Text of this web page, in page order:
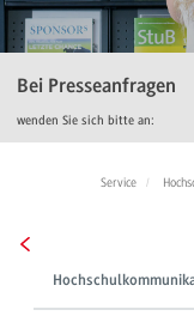
Bei Presseanfragen
wenden Sie sich bitte an:
Service